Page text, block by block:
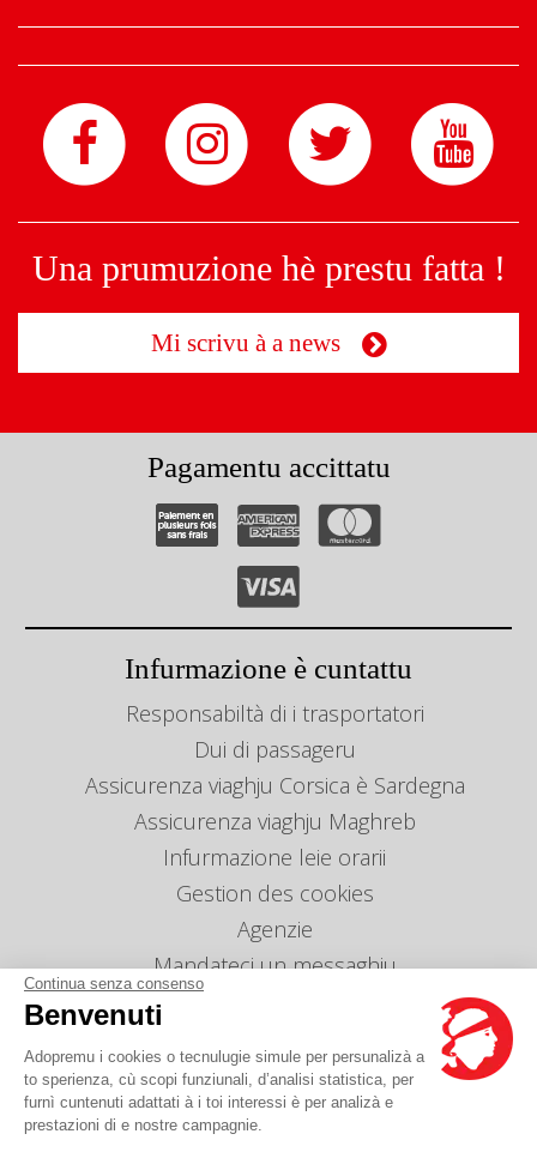
Continua senza consenso
Benvenuti
Adopremu i cookies o tecnulugie simule per persunalizà a
to sperienza, cù scopi funziunali, d’analisi statistica, per
furnì cuntenuti adattati à i toi interessi è per analizà e
prestazioni di e nostre campagnie.
Una prumuzione hè prestu fatta !
Mi scrivu à a news
Pagamentu accittatu
Infurmazione è cuntattu
Responsabiltà di i trasportatori
Dui di passageru
Assicurenza viaghju Corsica è Sardegna
Assicurenza viaghju Maghreb
Infurmazione leie orarii
Gestion des cookies
Agenzie
Mandateci un messaghju
Avete una dumanda ?
A FAQ hè quì